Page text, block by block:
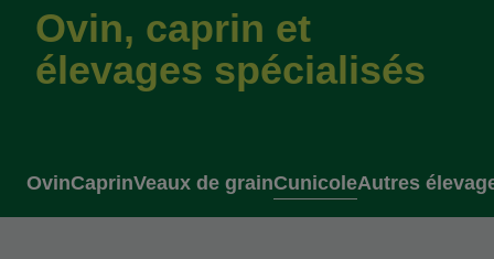
Ovin, caprin et
élevages spécialisés
OvinCaprinVeaux de grainCunicoleAutres